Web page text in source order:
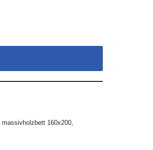
massivholzbett 160x200,